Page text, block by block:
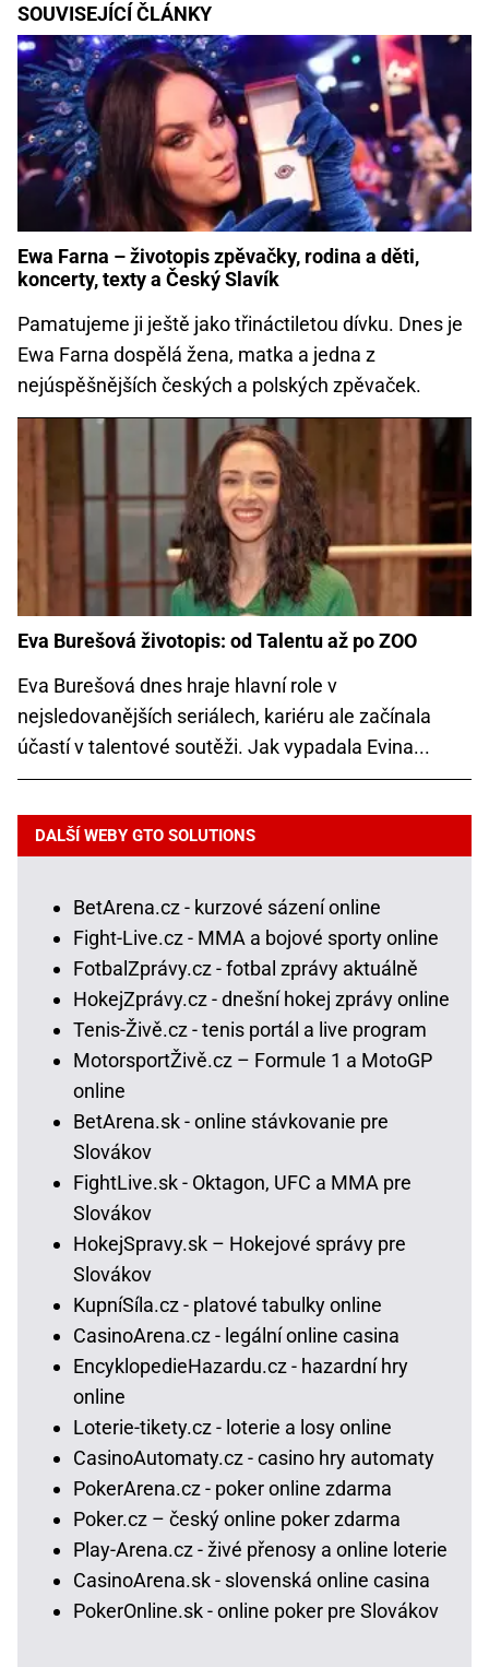
SOUVISEJÍCÍ ČLÁNKY
Ewa Farna – životopis zpěvačky, rodina a děti,
koncerty, texty a Český Slavík
Pamatujeme ji ještě jako třináctiletou dívku. Dnes je
Ewa Farna dospělá žena, matka a jedna z
nejúspěšnějších českých a polských zpěvaček.
Eva Burešová životopis: od Talentu až po ZOO
Eva Burešová dnes hraje hlavní role v
nejsledovanějších seriálech, kariéru ale začínala
účastí v talentové soutěži. Jak vypadala Evina...
DALŠÍ WEBY GTO SOLUTIONS
BetArena.cz - kurzové sázení online
Fight-Live.cz - MMA a bojové sporty online
FotbalZprávy.cz - fotbal zprávy aktuálně
HokejZprávy.cz - dnešní hokej zprávy online
Tenis-Živě.cz - tenis portál a live program
MotorsportŽivě.cz – Formule 1 a MotoGP
online
BetArena.sk - online stávkovanie pre
Slovákov
FightLive.sk - Oktagon, UFC a MMA pre
Slovákov
HokejSpravy.sk – Hokejové správy pre
Slovákov
KupníSíla.cz - platové tabulky online
CasinoArena.cz - legální online casina
EncyklopedieHazardu.cz - hazardní hry
online
Loterie-tikety.cz - loterie a losy online
CasinoAutomaty.cz - casino hry automaty
PokerArena.cz - poker online zdarma
Poker.cz – český online poker zdarma
Play-Arena.cz - živé přenosy a online loterie
CasinoArena.sk - slovenská online casina
PokerOnline.sk - online poker pre Slovákov